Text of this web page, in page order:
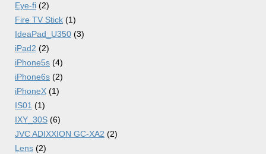
Eye-fi (2)
Fire TV Stick (1)
IdeaPad_U350 (3)
iPad2 (2)
iPhone5s (4)
iPhone6s (2)
iPhoneX (1)
IS01 (1)
IXY_30S (6)
JVC ADIXXION GC-XA2 (2)
Lens (2)